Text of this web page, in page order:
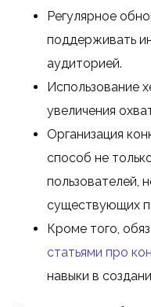
Регулярное
поддерживать
аудиторией.
Использование
увеличения
Организация
способ не
пользователей,
существующих
Кроме того,
статьями про
навыки в